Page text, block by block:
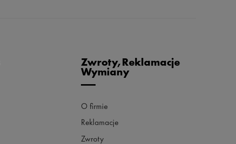
Zwroty,Reklamacje
Wymiany
O firmie
Reklamacje
Zwroty